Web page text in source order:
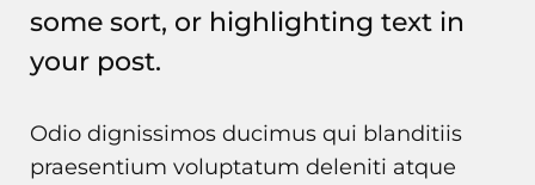
some sort, or highlighting text in
your post.
Odio dignissimos ducimus qui blanditiis
praesentium voluptatum deleniti atque